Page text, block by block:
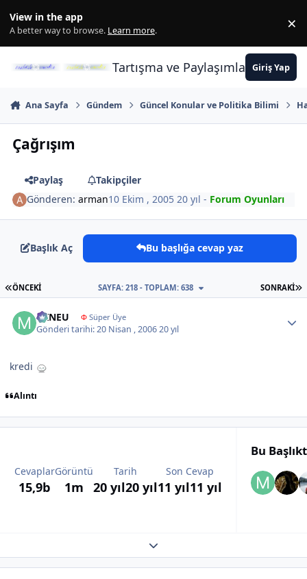
View in the app
A better way to browse. Learn more. ×
Tartışma ve PaylaşımlarınGiriş Yap
Ana Sayfa Gündem Güncel Konular ve Politika Bilimi
Çağrışım
Paylaş
Takipçiler
Gönderen:arman10 Ekim , 200520 yıl - Forum Oyunları
Başlık Aç Bu başlığa cevap yaz
İLK SAYFA
ÖNCEKI SONRAKI
SAYFA: 218 - TOPLAM: 638
MINEU ΦSüper Üye
Gönderi tarihi:20 Nisan , 200620 yıl
kredi
Alıntı
Cevaplar
15,9b
Görüntü
1m
Tarih
20 yıl20 yıl
Son Cevap
11 yıl11 yıl
Bu
Expand topic overview